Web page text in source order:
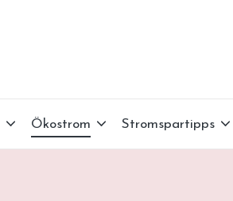
Ökostrom Stromspartipps